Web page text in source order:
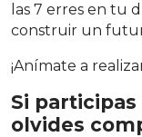
las 7 erres en tu
construir un
¡Anímate a
Si
olvides